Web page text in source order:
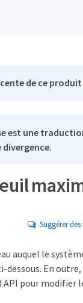
de ce
est une
divergence.
Suggérer
auquel le
dessous. En
pour modifier